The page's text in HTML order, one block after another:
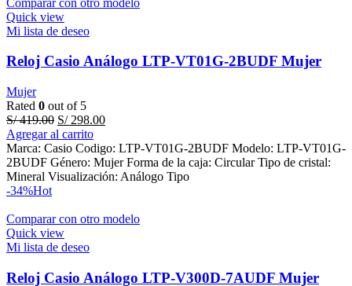
Quick view
Mi lista de deseo
Reloj Casio Análogo LTP-VT01G-2BUDF Mujer
Mujer
Rated 0 out of 5
S/419.00 Original
price
was:
S/ 419.00.
S/298.00Current
is:
S/ 298.00.
Agregar al carrito
Marca: Casio Codigo: LTP-VT01G-2BUDF Modelo: LTP-VT01G-
2BUDF Género: Mujer Forma de la caja: Circular Tipo de cristal:
Mineral Visualización: Análogo Tipo
-34%Hot
Comparar con otro modelo
Quick view
Mi lista de deseo
Reloj Casio Análogo LTP-V300D-7AUDF Mujer